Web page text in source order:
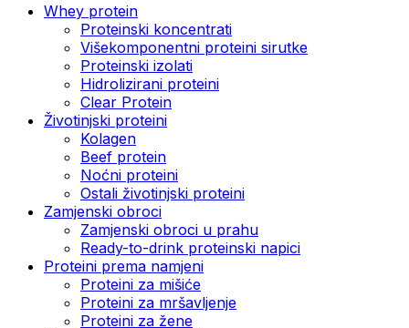
Whey protein
Proteinski koncentrati
Višekomponentni proteini sirutke
Proteinski izolati
Hidrolizirani proteini
Clear Protein
Životinjski proteini
Kolagen
Beef protein
Noćni proteini
Ostali životinjski proteini
Zamjenski obroci
Zamjenski obroci u prahu
Ready-to-drink proteinski napici
Proteini prema namjeni
Proteini za mišiće
Proteini za mršavljenje
Proteini za žene